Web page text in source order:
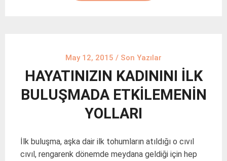
May 12, 2015 / Son Yazılar
HAYATINIZIN KADININI İLK
BULUŞMADA ETKİLEMENİN
YOLLARI
İlk buluşma, aşka dair ilk tohumların atıldığı o cıvıl
cıvıl, rengarenk dönemde meydana geldiği için hep